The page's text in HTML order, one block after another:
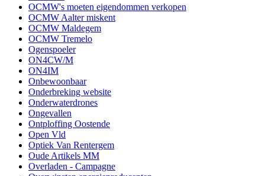
OCMW's moeten eigendommen verkopen
OCMW Aalter miskent
OCMW Maldegem
OCMW Tremelo
Ogenspoeler
ON4CW/M
ON4IM
Onbewoonbaar
Onderbreking website
Onderwaterdrones
Ongevallen
Ontploffing Oostende
Open Vld
Optiek Van Rentergem
Oude Artikels MM
Overladen - Campagne